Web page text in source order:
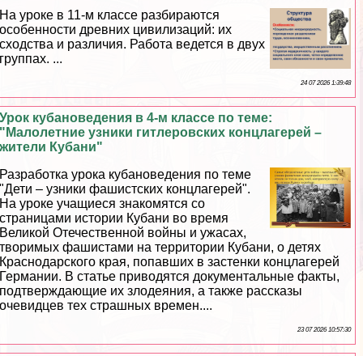
На уроке в 11-м классе разбираются
особенности древних цивилизаций: их
сходства и различия. Работа ведется в двух
группах. ...
24 07 2026 1:39:48
Урок кубановедения в 4-м классе по теме:
"Малолетние узники гитлеровских концлагерей –
жители Кубани"
Разработка урока кубановедения по теме
"Дети – узники фашистских концлагерей".
На уроке учащиеся знакомятся со
страницами истории Кубани во время
Великой Отечественной войны и ужасах,
творимых фашистами на территории Кубани, о детях
Краснодарского края, попавших в застенки концлагерей
Германии. В статье приводятся документальные факты,
подтверждающие их злодеяния, а также рассказы
очевидцев тех страшных времен....
23 07 2026 10:57:30